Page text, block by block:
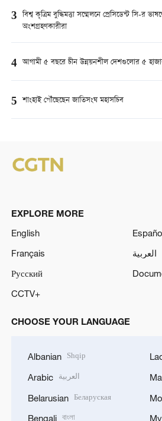
3 বিশ্ব কৃত্রিম বুদ্ধিমত্তা সম্মেলনে প্রেসিডেন্ট সি-র
অংশগ্রহণকারীরা
4 আগামী ৫ বছরে চীন উন্নয়নশীল দেশগুলোর ৫
5 শাংহাই পৌঁছেছেন জাতিসংঘ মহাসচিব
EXPLORE MORE
English
Français
العربية
Русский
CCTV+
CHOOSE YOUR LANGUAGE
Albanian Shqip
Arabic العربية
Belarusian Беларуская
Bengali বাংলা